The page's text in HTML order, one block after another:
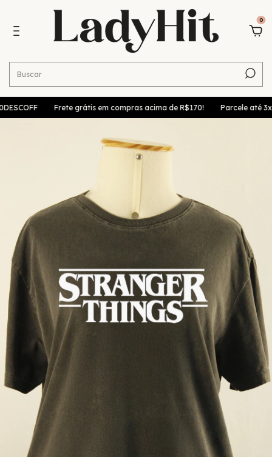
0
Frete grátis em compras acima de R$170! Parcele até 3x